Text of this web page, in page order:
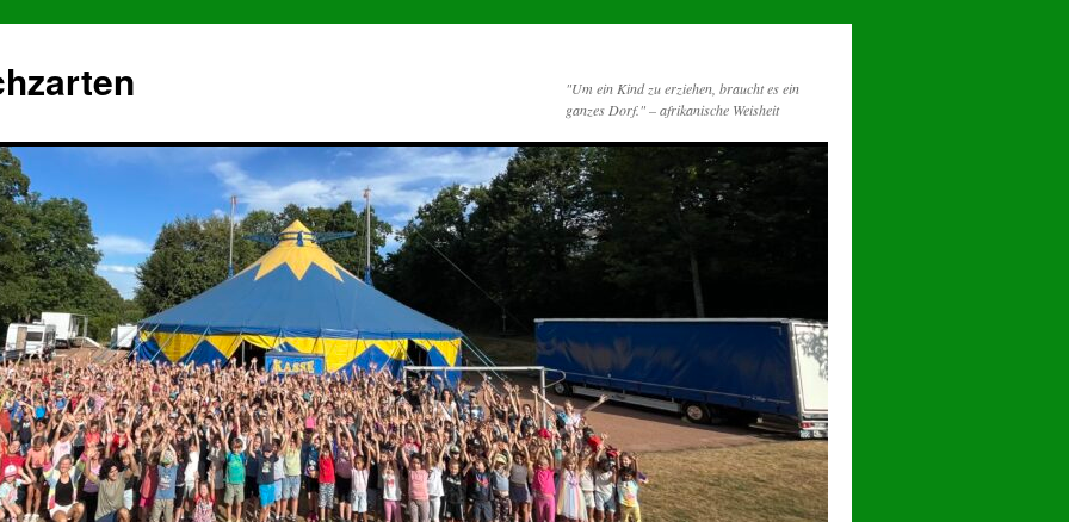
"Um ein Kind zu erziehen, braucht es ein
ganzes Dorf." – afrikanische Weisheit